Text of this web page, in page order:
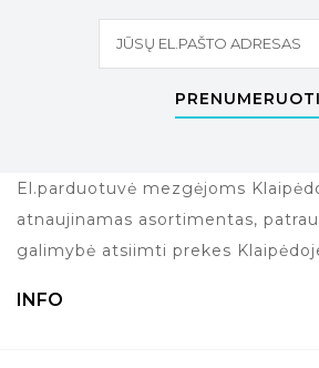
PRENUMERUOTI
El.parduotuvė mezgėjoms
atnaujinamas asortimentas,
galimybė atsiimti prekes
INFO